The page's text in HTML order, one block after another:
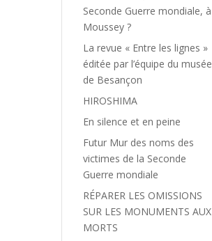
Seconde Guerre mondiale, à
Moussey ?
La revue « Entre les lignes »
éditée par l’équipe du musée
de Besançon
HIROSHIMA
En silence et en peine
Futur Mur des noms des
victimes de la Seconde
Guerre mondiale
RÉPARER LES OMISSIONS
SUR LES MONUMENTS AUX
MORTS